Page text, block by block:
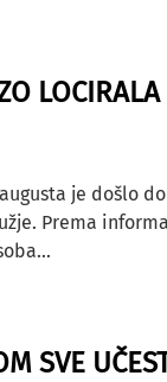
je došlo
Prema
SVE